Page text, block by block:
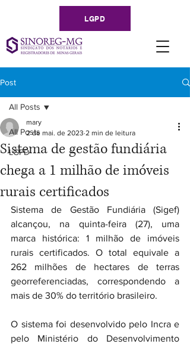
LGPD
Post
All Posts
LGPD
All Posts
Sistema de gestão fundiária
chega a 1 milhão de imóveis
rurais certificados
mary
2 de mai. de 2023 2 min de leitura
Sistema de Gestão Fundiária (Sigef)
alcançou, na quinta-feira (27), uma
marca histórica: 1 milhão de imóveis
rurais certificados. O total equivale a
262 milhões de hectares de terras
georreferenciadas, correspondendo a
mais de 30% do território brasileiro.
O sistema foi desenvolvido pelo Incra e
pelo Ministério do Desenvolvimento